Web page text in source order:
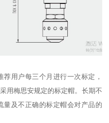
用户每三个月进行一次标定，
用梅思安规定的标定帽。长期不
量及不正确的标定帽会对产品的